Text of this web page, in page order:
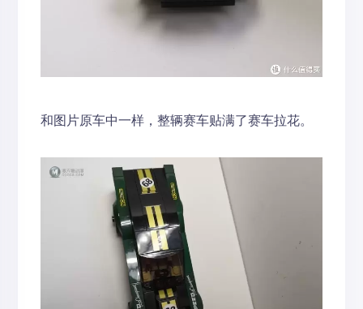
和图片原车中一样，整辆赛车贴满了赛车拉花。